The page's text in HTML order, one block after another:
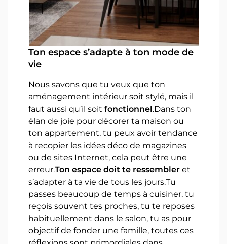
Ton espace s’adapte à ton mode de
vie
Nous savons que tu veux que ton
aménagement intérieur soit stylé, mais il
faut aussi qu’il soitfonctionnel.Dans ton
élan de joie pour décorer ta maison ou
ton appartement, tu peux avoir tendance
à recopier les idées déco de magazines
ou de sites Internet, cela peut être une
erreur.Ton espace doit te ressembler et
s’adapter à ta vie de tous les jours.Tu
passes beaucoup de temps à cuisiner, tu
reçois souvent tes proches, tu te reposes
habituellement dans le salon, tu as pour
objectif de fonder une famille, toutes ces